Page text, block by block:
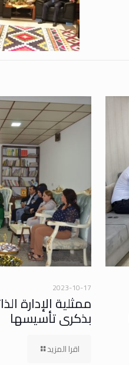
2023-10-17
ممثلية الإدارة
بذكرى تأسيسها
اقرا المزيد